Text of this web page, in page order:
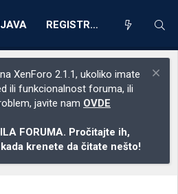
REGISTRACIJA
XenForo 2.1.1, ukoliko imate
ili funkcionalnost foruma, ili
javite nam OVDE
FORUMA. Pročitajte ih,
krenete da čitate nešto!